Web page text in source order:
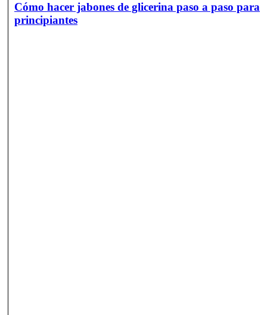
Cómo hacer jabones de glicerina paso a paso para
principiantes